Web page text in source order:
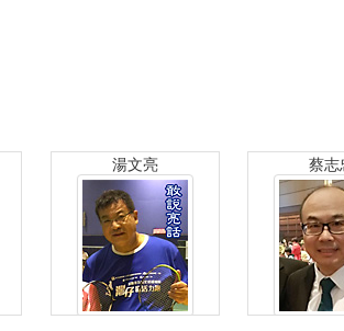
湯文亮 蔡志